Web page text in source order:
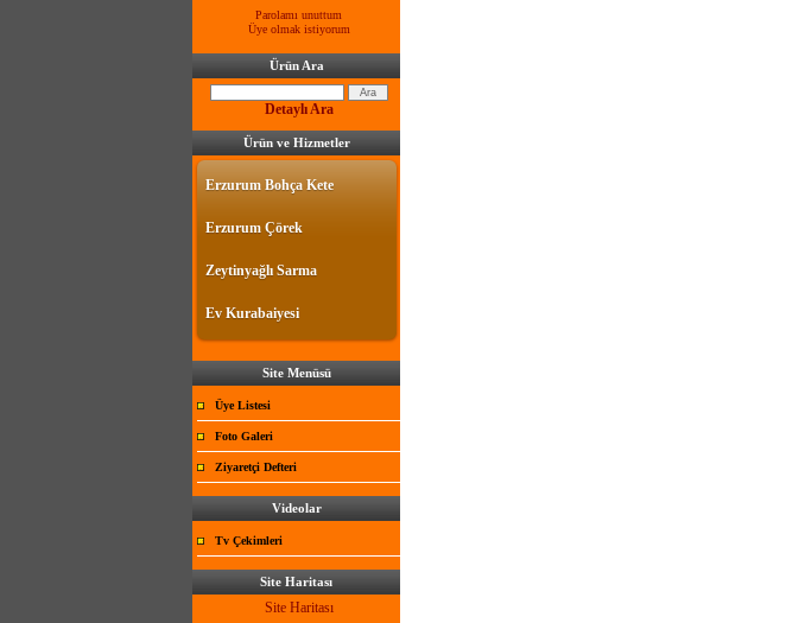
Parolamı unuttum
Üye olmak istiyorum
Ürün Ara
Detaylı Ara
Ürün ve Hizmetler
Erzurum Bohça Kete
Erzurum Çörek
Zeytinyağlı Sarma
Ev Kurabaiyesi
Site Menüsü
Üye Listesi
Foto Galeri
Ziyaretçi Defteri
Videolar
Tv Çekimleri
Site Haritası
Site Haritası